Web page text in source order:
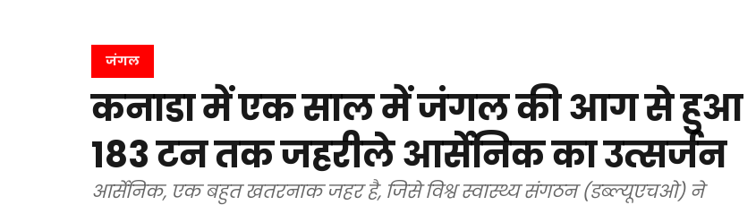
जंगल
कनाडा में एक साल में जंगल की आग से हुआ
183 टन तक जहरीले आर्सेनिक का उत्सर्जन
आर्सेनिक, एक बहुत खतरनाक जहर है, जिसे विश्व स्वास्थ्य संगठन (डब्ल्यूएचओ) ने